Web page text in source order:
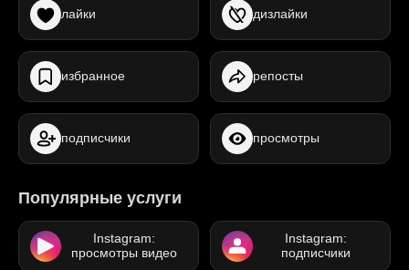
лайки дизлайки
избранное репосты
подписчики просмотры
Популярные услуги
Instagram:
просмотры видео
Instagram:
подписчики